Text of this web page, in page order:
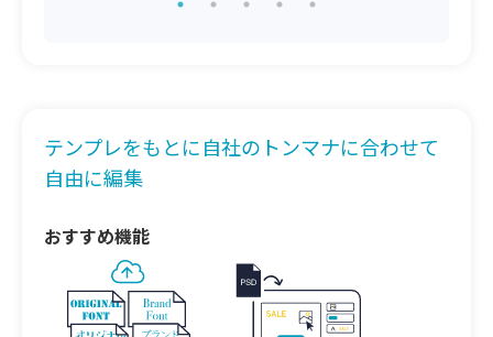
テンプレをもとに自社のトンマナに合わせて
自由に編集
おすすめ機能